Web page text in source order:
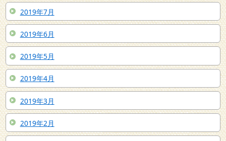
2019年7月
2019年6月
2019年5月
2019年4月
2019年3月
2019年2月